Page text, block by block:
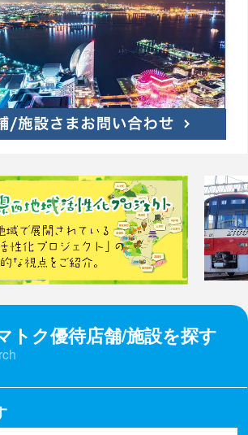
トク優待店舗/施設を探す